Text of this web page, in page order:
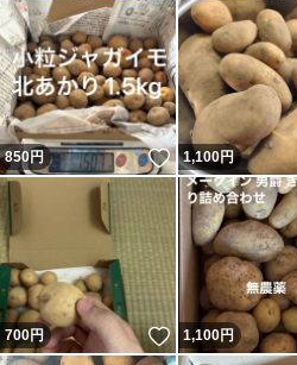
850円 いいね！
1,100円
700円 いいね！
1,100円